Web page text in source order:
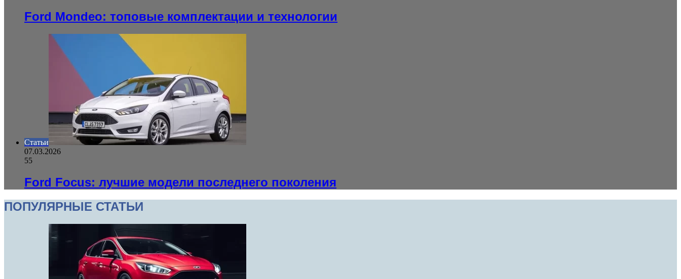
Ford Mondeo: топовые комплектации и технологии
Статьи
07.03.2026
55
Ford Focus: лучшие модели последнего поколения
ПОПУЛЯРНЫЕ СТАТЬИ